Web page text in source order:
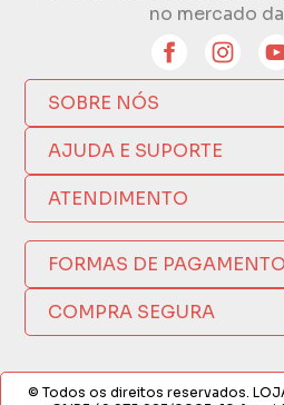
no mercado
SOBRE NÓS
Quem Somos
Compra Segura
Como Comprar
Nossas Lojas
Política de Privacidade
AJUDA E SUPORTE
Nosso Aplicativo
Trocas e Devoluções
Formas de Pagamento
Fretes e Entregas
Fabricantes
Termos de Compra e Venda
ATENDIMENTO
(17) 3209-9595
FORMAS DE PAGAMENTO
COMPRA SEGURA
© Todos os direitos reservados.